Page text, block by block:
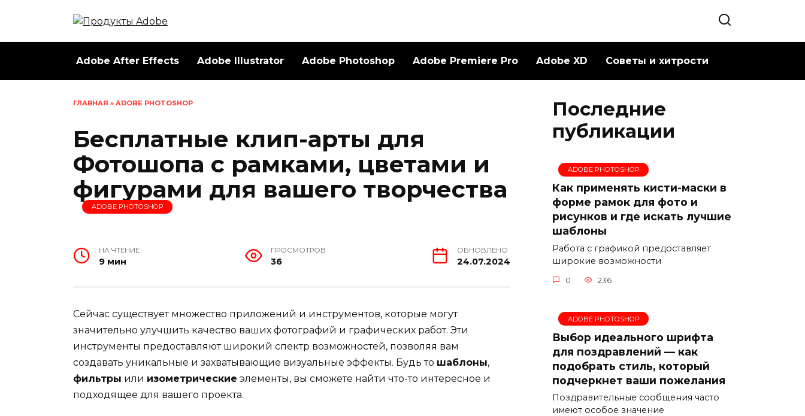
Adobe After Effects Adobe Illustrator Adobe Photoshop Adobe Premiere Pro Adobe XD Советы и хитрости
ГЛАВНАЯ » ADOBE PHOTOSHOP
Бесплатные клип-арты для
Фотошопа с рамками, цветами и
фигурами для вашего творчества
ADOBE PHOTOSHOP
НА ЧТЕНИЕ
9 мин
ПРОСМОТРОВ
36
ОБНОВЛЕНО
24.07.2024
Сейчас существует множество приложений и инструментов, которые могут
значительно улучшить качество ваших фотографий и графических работ. Эти
инструменты предоставляют широкий спектр возможностей, позволяя вам
создавать уникальные и захватывающие визуальные эффекты. Будь то шаблоны,
фильтры или изометрические элементы, вы сможете найти что-то интересное и
подходящее для вашего проекта.
Последние
публикации
ADOBE PHOTOSHOP
Как применять кисти-маски в
форме рамок для фото и
рисунков и где искать лучшие
шаблоны
Работа с графикой предоставляет
широкие возможности
0 236
ADOBE PHOTOSHOP
Выбор идеального шрифта
для поздравлений — как
подобрать стиль, который
подчеркнет ваши пожелания
Поздравительные сообщения часто
имеют особое значение